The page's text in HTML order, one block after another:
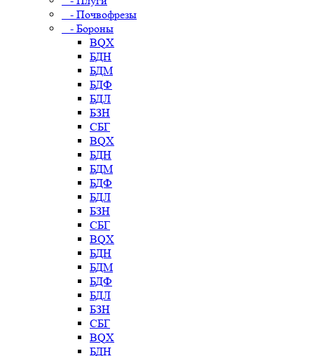
- Почвофрезы
- Бороны
BQX
БДН
БДМ
БДФ
БДЛ
БЗН
СБГ
BQX
БДН
БДМ
БДФ
БДЛ
БЗН
СБГ
BQX
БДН
БДМ
БДФ
БДЛ
БЗН
СБГ
BQX
БДН